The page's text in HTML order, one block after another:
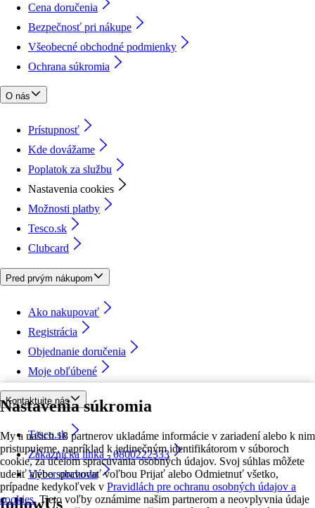
Nastavenia súkromia
My a našich 18 partnerov ukladáme informácie v zariadení alebo k nim
pristupujeme, napríklad k jedinečným identifikátorom v súboroch
cookie, za účelom spracúvania osobných údajov. Svoj súhlas môžete
udeliť alebo spravovať voľbou Prijať alebo Odmietnuť všetko,
prípadne kedykoľvek v Pravidlách pre ochranu osobných údajov a
cookies. Tieto voľby oznámime našim partnerom a neovplyvnia údaje
Cena doručenia
Bezpečnosť pri nákupe
Všeobecné obchodné podmienky
Ochrana súkromia
O nás
Prístupnosť
Kde dovážame
Poplatok za službu
Nastavenia cookies
Možnosti platby
Tesco.sk
Clubcard
Pred prvým nákupom
Ako nakupovať
Registrácia
Objednanie doručenia
Moje obľúbené
Kontaktujte nás
Tesco.sk
Zákaznícka linka - 0800222333
Výber obchodu
followUs